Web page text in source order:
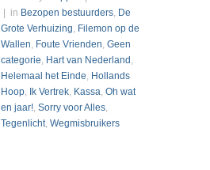
| in Bezopen bestuurders, De
Grote Verhuizing, Filemon op de
Wallen, Foute Vrienden, Geen
categorie, Hart van Nederland ,
Helemaal het Einde, Hollands
Hoop, Ik Vertrek, Kassa, Oh wat
en jaar!, Sorry voor Alles,
Tegenlicht, Wegmisbruikers